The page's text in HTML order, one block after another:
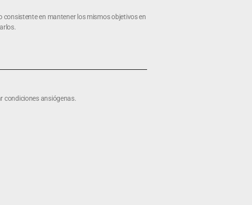
en mantener los mismos objetivos en
condiciones ansiógenas.